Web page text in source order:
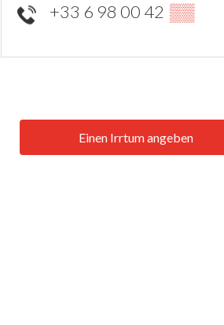
+33 6 98 00 42 ▒▒
Einen Irrtum angeben